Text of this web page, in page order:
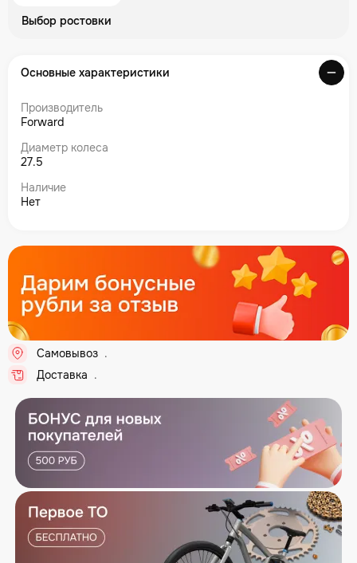
Выбор ростовки
Основные характеристики
Производитель
Forward
Диаметр колеса
27.5
Наличие
Нет
Самовывоз ..
Доставка ..